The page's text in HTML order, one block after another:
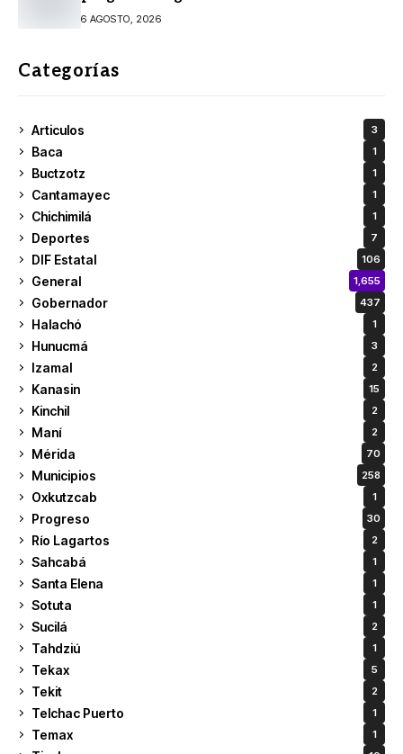
6 AGOSTO, 2026
Categorías
Articulos 3
Baca 1
Buctzotz 1
Cantamayec 1
Chichimilá 1
Deportes 7
DIF Estatal 106
General 1,655
Gobernador 437
Halachó 1
Hunucmá 3
Izamal 2
Kanasin 15
Kinchil 2
Maní 2
Mérida 70
Municipios 258
Oxkutzcab 1
Progreso 30
Río Lagartos 2
Sahcabá 1
Santa Elena 1
Sotuta 1
Sucilá 2
Tahdziú 1
Tekax 5
Tekit 2
Telchac Puerto 1
Temax 1